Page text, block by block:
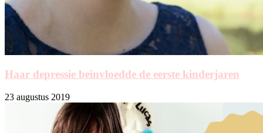
Haar depressie beïnvloedde de eerste kinderjaren
23 augustus 2019